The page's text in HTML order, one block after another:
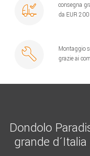
consegna
da EUR
Montaggio
grazie ai
Dondolo
grande